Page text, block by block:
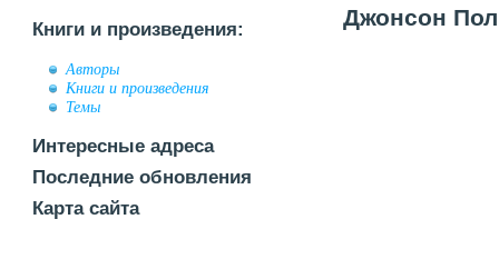
Книги и произведения:
Авторы
Книги и произведения
Темы
Интересные адреса
Последние обновления
Карта сайта
Джонсон